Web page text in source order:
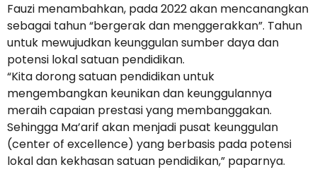
Fauzi menambahkan, pada 2022 akan mencanangkan
sebagai tahun “bergerak dan menggerakkan”. Tahun
untuk mewujudkan keunggulan sumber daya dan
potensi lokal satuan pendidikan.
“Kita dorong satuan pendidikan untuk
mengembangkan keunikan dan keunggulannya
meraih capaian prestasi yang membanggakan.
Sehingga Ma’arif akan menjadi pusat keunggulan
(center of excellence) yang berbasis pada potensi
lokal dan kekhasan satuan pendidikan,” paparnya.